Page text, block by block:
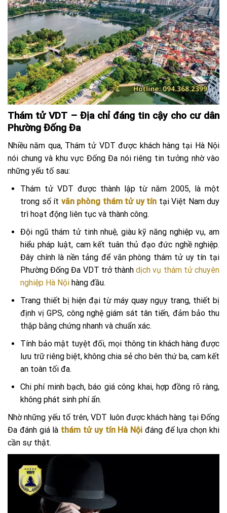
Thám tử VDT – Địa chỉ đáng tin cậy cho cư dân
Phường Đống Đa
Nhiều năm qua, Thám tử VDT được khách hàng tại Hà Nội
nói chung và khu vực Đống Đa nói riêng tin tưởng nhờ vào
những yếu tố sau:
Thám tử VDT được thành lập từ năm 2005, là một
trong số ít văn phòng thám tử uy tín tại Việt Nam duy
trì hoạt động liên tục và thành công.
Đội ngũ thám tử tinh nhuệ, giàu kỹ năng nghiệp vụ, am
hiểu pháp luật, cam kết tuân thủ đạo đức nghề nghiệp.
Đây chính là nền tảng để văn phòng thám tử uy tín tại
Phường Đống Đa VDT trở thànhdịch vụ thám tử chuyên
nghiệp Hà Nội hàng đầu.
Trang thiết bị hiện đại từ máy quay ngụy trang, thiết bị
định vị GPS, công nghệ giám sát tân tiến, đảm bảo thu
thập bằng chứng nhanh và chuẩn xác.
Tính bảo mật tuyệt đối, mọi thông tin khách hàng được
lưu trữ riêng biệt, không chia sẻ cho bên thứ ba, cam kết
an toàn tối đa.
Chi phí minh bạch, báo giá công khai, hợp đồng rõ ràng,
không phát sinh phí ẩn.
Nhờ những yếu tố trên, VDT luôn được khách hàng tại Đống
Đa đánh giá là thám tử uy tín Hà Nội đáng để lựa chọn khi
cần sự thật.